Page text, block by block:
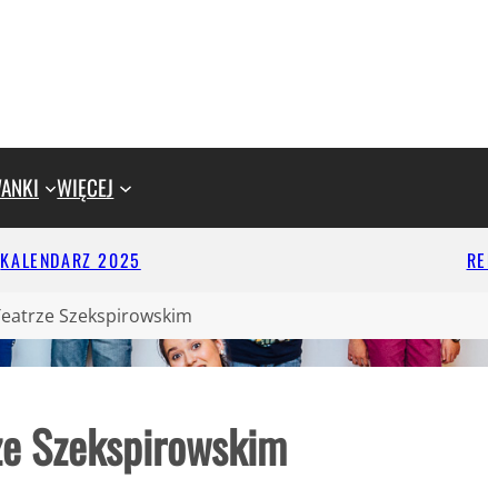
WIĘCEJ
KALENDARZ 2025
Szekspirowskim
Szekspirowskim